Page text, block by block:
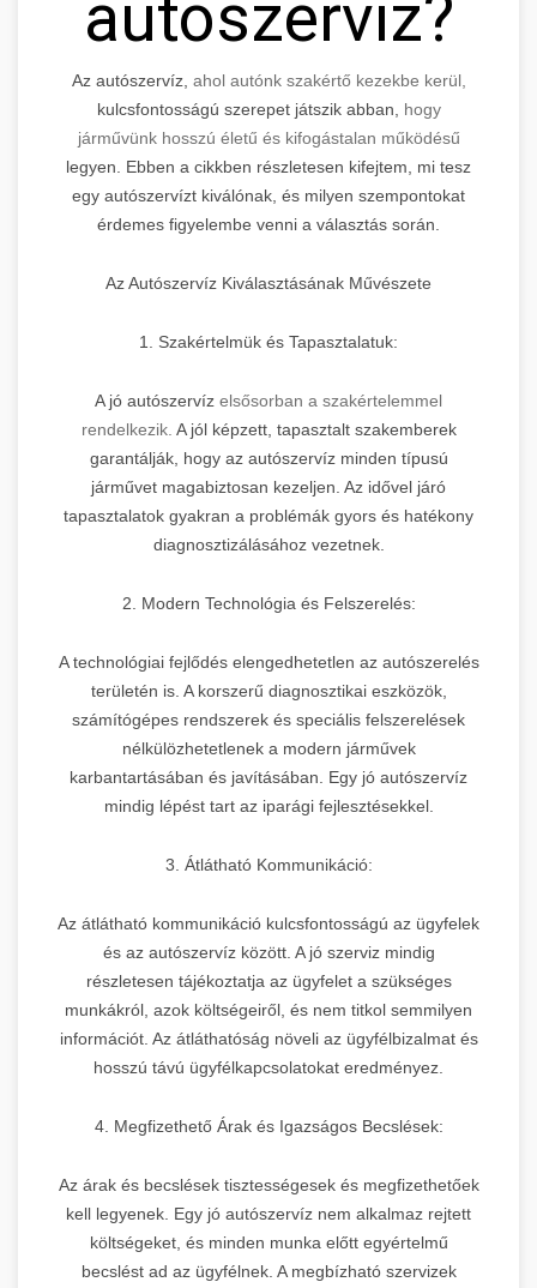
autószervíz?
Az autószervíz, ahol autónk szakértő kezekbe kerül,
kulcsfontosságú szerepet játszik abban,
hogy
járművünk hosszú életű és kifogástalan működésű
legyen. Ebben a cikkben részletesen kifejtem, mi tesz
egy autószervízt kiválónak, és milyen szempontokat
érdemes figyelembe venni a választás során.
Az Autószervíz Kiválasztásának Művészete
1. Szakértelmük és Tapasztalatuk:
A jó autószervíz elsősorban a szakértelemmel
rendelkezik. A jól képzett, tapasztalt szakemberek
garantálják, hogy az autószervíz minden típusú
járművet magabiztosan kezeljen. Az idővel járó
tapasztalatok gyakran a problémák gyors és hatékony
diagnosztizálásához vezetnek.
2. Modern Technológia és Felszerelés:
A technológiai fejlődés elengedhetetlen az autószerelés
területén is. A korszerű diagnosztikai eszközök,
számítógépes rendszerek és speciális felszerelések
nélkülözhetetlenek a modern járművek
karbantartásában és javításában. Egy jó autószervíz
mindig lépést tart az iparági fejlesztésekkel.
3. Átlátható Kommunikáció:
Az átlátható kommunikáció kulcsfontosságú az ügyfelek
és az autószervíz között. A jó szerviz mindig
részletesen tájékoztatja az ügyfelet a szükséges
munkákról, azok költségeiről, és nem titkol semmilyen
információt. Az átláthatóság növeli az ügyfélbizalmat és
hosszú távú ügyfélkapcsolatokat eredményez.
4. Megfizethető Árak és Igazságos Becslések:
Az árak és becslések tisztességesek és megfizethetőek
kell legyenek. Egy jó autószervíz nem alkalmaz rejtett
költségeket, és minden munka előtt egyértelmű
becslést ad az ügyfélnek. A megbízható szervizek